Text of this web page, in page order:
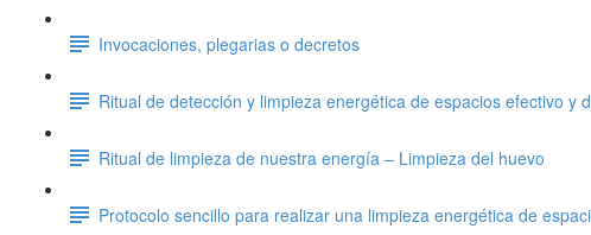
Invocaciones, plegarias o decretos
Ritual de detección y limpieza energética de espacios efectivo y
Ritual de limpieza de nuestra energía – Limpieza del huevo
Protocolo sencillo para realizar una limpieza energética de